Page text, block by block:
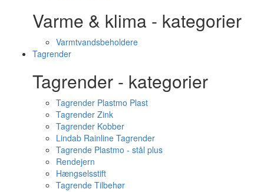
Varme & klima - kategorier
Varmtvandsbeholdere
Tagrender
Tagrender - kategorier
Tagrender Plastmo Plast
Tagrender Zink
Tagrender Kobber
Lindab Rainline Tagrender
Tagrende Plastmo - stål plus
Rendejern
Hængselsstift
Tagrende Tilbehør